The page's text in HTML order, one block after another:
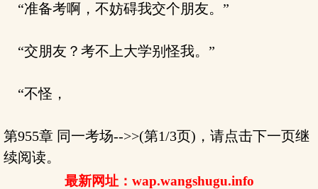
“准备考啊，不妨碍我交个朋友。”
“交朋友？考不上大学别怪我。”
“不怪，
第955章 同一考场-->>(第1/3页)，请点击下一页继
续阅读。
最新网址：wap.wangshugu.info